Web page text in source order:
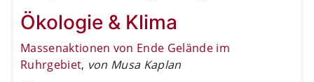
Ökologie & Klima
Massenaktionen von Ende Gelände im
Ruhrgebiet, von Musa Kaplan